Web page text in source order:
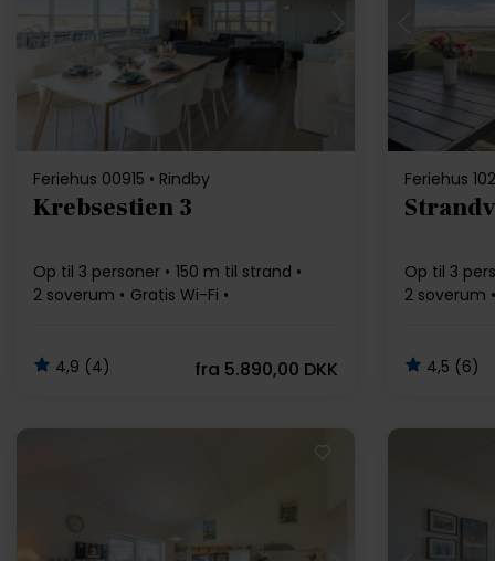
Indlæser...
Feriehus 00915 • Rindby
Krebsestien 3
Op til 3 personer
150 m til strand
2 soverum
Gratis Wi-Fi
4,9 (4) fra 5.890,00 DKK
Feriehus
Op til 3
2 soverum
4,5 (6)